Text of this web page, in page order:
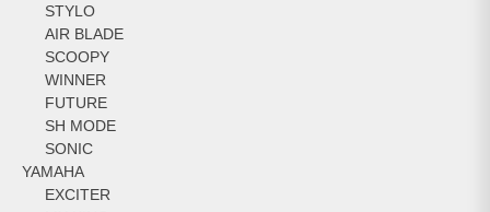
STYLO
AIR BLADE
SCOOPY
WINNER
FUTURE
SH MODE
SONIC
YAMAHA
EXCITER